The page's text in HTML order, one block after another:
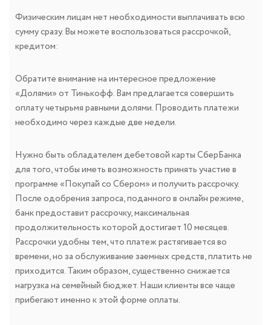
Физическим лицам нет необходимости выплачивать всю
сумму сразу. Вы можете воспользоваться рассрочкой,
кредитом:
Обратите внимание на интересное предложение
«Долями» от Тинькофф. Вам предлагается совершить
оплату четырьмя равными долями. Проводить платежи
необходимо через каждые две недели.
Нужно быть обладателем дебетовой карты СберБанка
для того, чтобы иметь возможность принять участие в
программе «Покупай со Сбером» и получить рассрочку.
После одобрения запроса, поданного в онлайн режиме,
банк предоставит рассрочку, максимальная
продолжительность которой достигает 10 месяцев.
Рассрочки удобны тем, что платеж растягивается во
времени, но за обслуживание заемных средств, платить не
приходится. Таким образом, существенно снижается
нагрузка на семейный бюджет. Наши клиенты все чаще
прибегают именно к этой форме оплаты.